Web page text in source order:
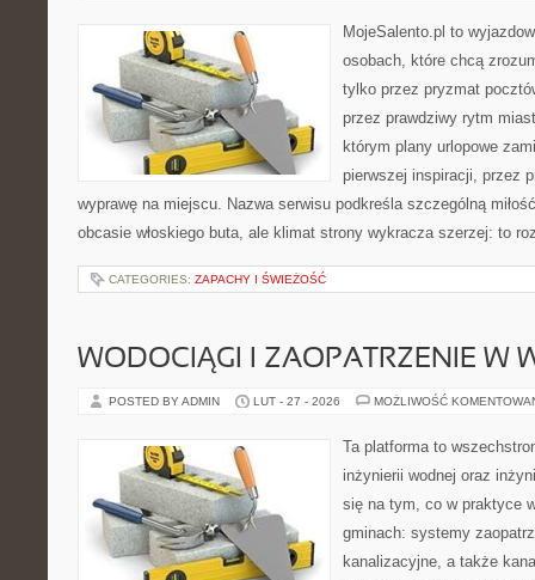
MojeSalento.pl to
osobach, które chcą
tylko przez pryzmat
przez prawdziwy rytm
którym plany urlopowe
pierwszej inspiracji, przez
wyprawę na miejscu. Nazwa serwisu podkreśla szczególną
obcasie włoskiego buta, ale klimat strony wykracza szerzej: to
CATEGORIES: ZAPACHY I ŚWIEŻOŚĆ
WODOCIĄGI I ZAOPATRZENIE W
POSTED BY ADMIN LUT - 27 - 2026 MOŻLIWOŚĆ
Ta platforma to
inżynierii wodnej oraz
się na tym, co w praktyce
gminach: systemy
kanalizacyjne, a także